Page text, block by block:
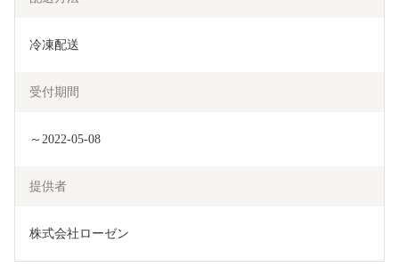
冷凍配送
受付期間
～2022-05-08
提供者
株式会社ローゼン